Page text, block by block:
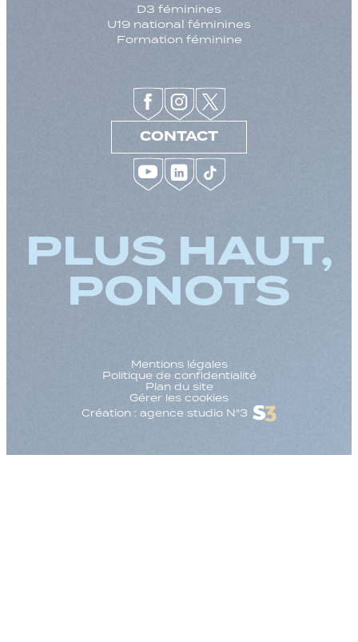
D3 féminines
U19 national féminines
Formation féminine
CONTACT
PLUS HAUT,
PONOTS
Mentions légales
Politique de confidentialité
Plan du site
Gérer les cookies
Création : agence studio N°3